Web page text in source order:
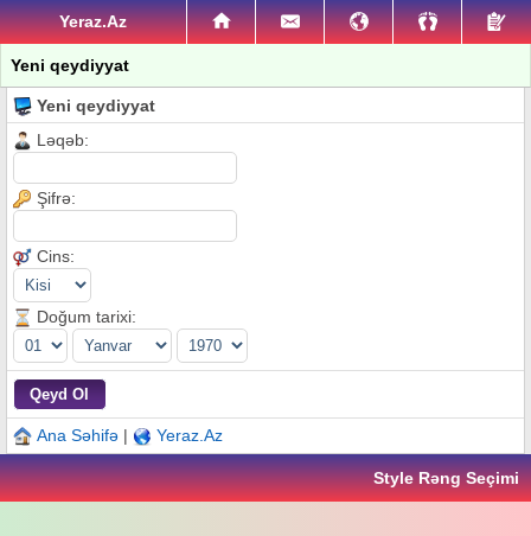
Yeraz.Az
Yeni qeydiyyat
Yeni qeydiyyat
Ləqəb:
Şifrə:
Cins:
Doğum tarixi:
Ana Səhifə | Yeraz.Az
Style Rəng Seçimi